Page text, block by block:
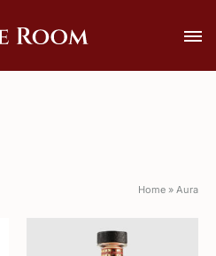
Home » Aura